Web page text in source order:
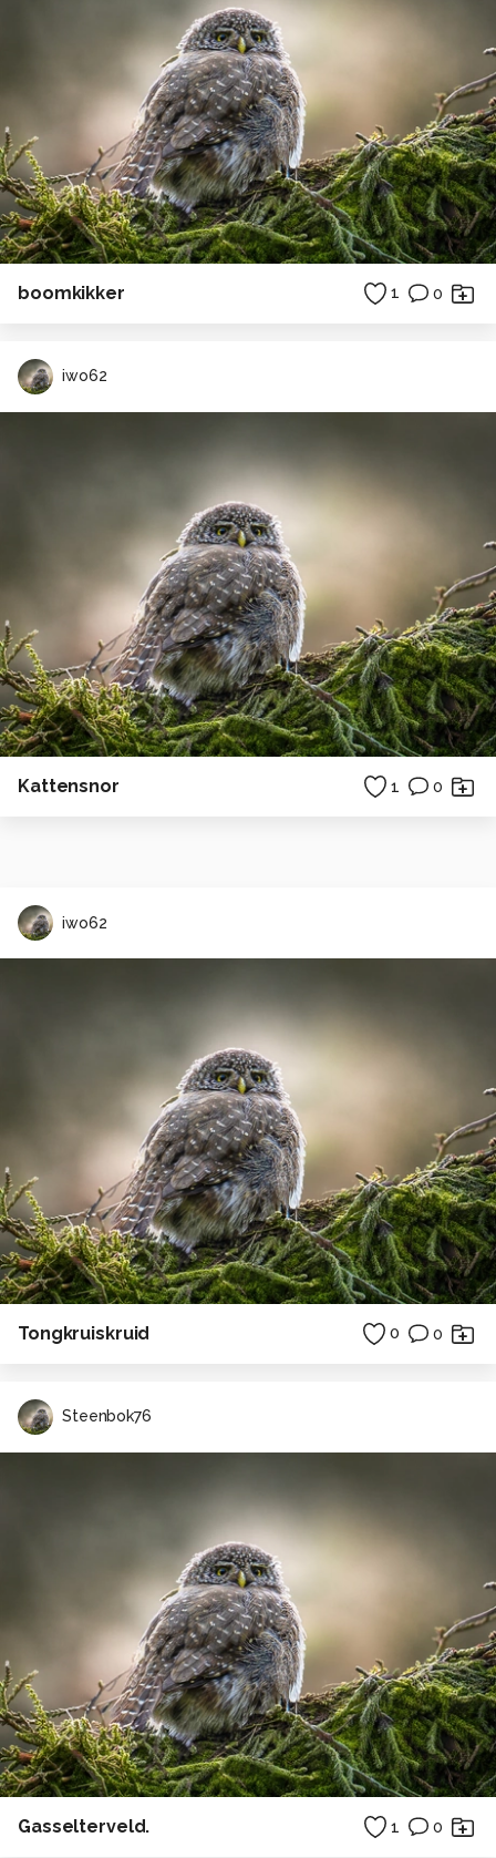
boomkikker 1 0
iwo62
Kattensnor 1 0
iwo62
Tongkruiskruid 0 0
Steenbok76
Gasselterveld. 1 0